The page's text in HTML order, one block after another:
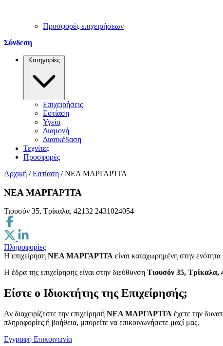
Προσφορές επιχειρήσεων
Σύνδεση
Κατηγορίες
Επιχειρήσεις
Εστίαση
Υγεία
Διαμονή
Διασκέδαση
Τεχνίτες
Προσφορές
Αρχική / Εστίαση / ΝΕΑ ΜΑΡΓΑΡΊΤΑ
ΝΕΑ ΜΑΡΓΑΡΊΤΑ
Τιουσόν 35, Τρίκαλα, 42132 2431024054
Πληροφορίες
Η επιχείρηση ΝΕΑ ΜΑΡΓΑΡΊΤΑ είναι καταχωρημένη στην ενότητα
H έδρα της επιχείρησης είναι στην διεύθυνση Τιουσόν 35, Τρίκαλα,
Είστε ο Ιδιοκτήτης της Επιχείρησής;
Αν διαχειρίζεστε την επιχείρησή ΝΕΑ ΜΑΡΓΑΡΊΤΑ έχετε την
πληροφορίες ή βοήθεια, μπορείτε να επικοινωνήσετε μαζί μας.
Εγγραφή Επικοινωνία